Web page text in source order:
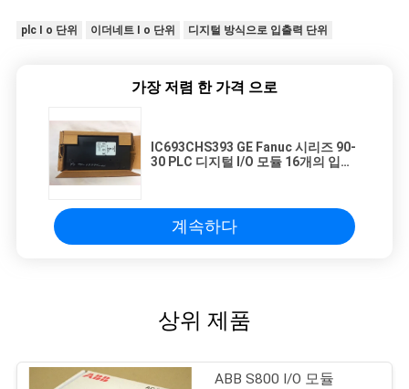
plc I o 단위 이더네트 I o 단위 디지털 방식으로 입출력 단위
가장 저렴 한 가격 으로
IC693CHS393 GE Fanuc 시리즈 90-
30 PLC 디지털 I/O 모듈 16개의 입력
계속하다
상위 제품
ABB S800 I/O 모듈